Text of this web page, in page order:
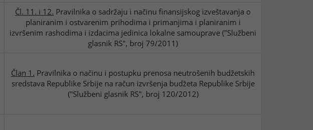
Čl. 11. i 12. Pravilnika o sadržaju i načinu finansijskog izveštavanja o
planiranim i ostvarenim prihodima i primanjima i planiranim i
izvršenim rashodima i izdacima jedinica lokalne samouprave ("Službeni
glasnik RS", broj 79/2011)
Član 1. Pravilnika o načinu i postupku prenosa neutrošenih budžetskih
sredstava Republike Srbije na račun izvršenja budžeta Republike Srbije
("Službeni glasnik RS", broj 120/2012)